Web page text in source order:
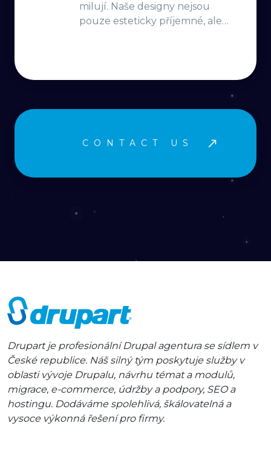
milují. Naše designy nejsou
pouze esteticky příjemné, ale
rezonují s vaším publikem
CONTACT US
Drupart je profesionální Drupal agentura se sídlem v
České republice. Náš silný tým poskytuje služby v
oblasti vývoje Drupalu, návrhu témat a modulů,
migrace, e-commerce, údržby a podpory, SEO a
hostingu. Dodáváme spolehlivá, škálovatelná a
vysoce výkonná řešení pro firmy.